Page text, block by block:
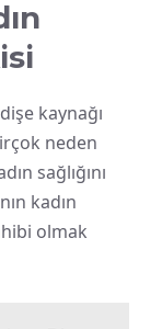
kaynağı
neden
sağlığını
kadın
olmak